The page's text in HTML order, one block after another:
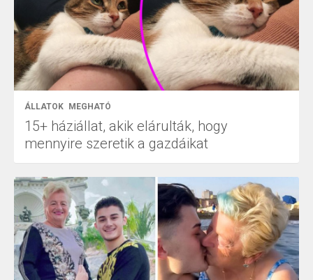
ÁLLATOK MEGHATÓ
15+ háziállat, akik elárulták, hogy
mennyire szeretik a gazdáikat